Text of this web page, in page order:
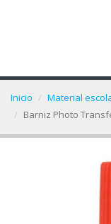
Inicio Material
Barniz Photo